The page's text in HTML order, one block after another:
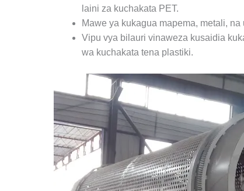
laini za kuchakata PET.
Mawe ya kukagua mapema, metali,
Vipu vya bilauri vinaweza kusaidia
wa kuchakata tena plastiki.